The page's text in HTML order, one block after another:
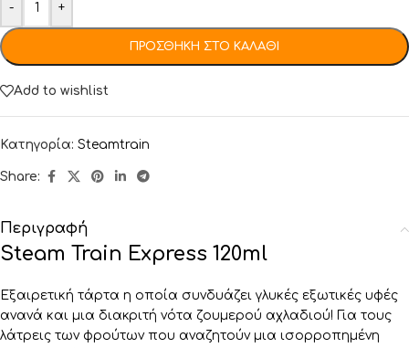
- +
ΠΡΟΣΘΉΚΗ ΣΤΟ ΚΑΛΆΘΙ
Add to wishlist
Κατηγορία: Steamtrain
Share:
Περιγραφή
Steam Train Express 120ml
Εξαιρετική τάρτα η οποία συνδυάζει γλυκές εξωτικές υφές
ανανά και μια διακριτή νότα ζουμερού αχλαδιού! Για τους
λάτρεις των φρούτων που αναζητούν μια ισορροπημένη